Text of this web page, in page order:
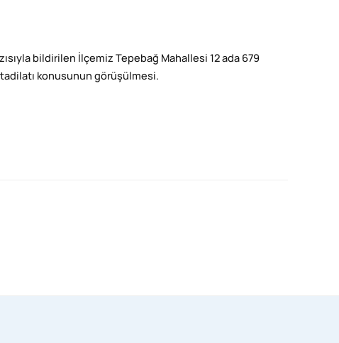
bildirilen İlçemiz Tepebağ Mahallesi 12 ada 679
tadilatı konusunun görüşülmesi.